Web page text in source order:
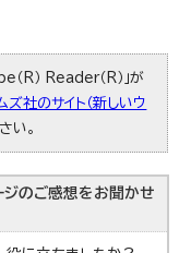
R） Reader（R）」が
ズ社のサイト（新しいウ
い。
ジのご感想をお聞かせ